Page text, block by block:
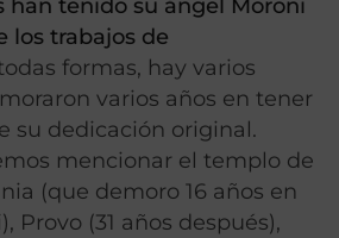
han tenido su ángel Moroni
los trabajos de
formas, hay varios
varios años en tener
su dedicación original.
mencionar el templo de
(que demoro 16 años en
Provo (31 años después),